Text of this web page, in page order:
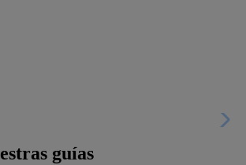
guías